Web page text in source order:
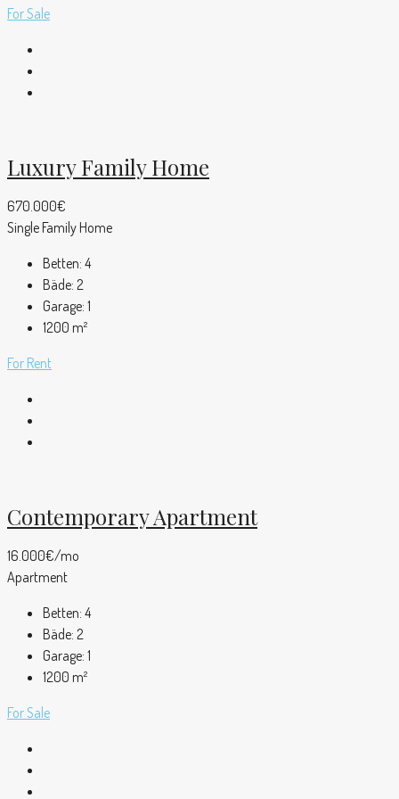
For Sale
Luxury Family Home
670.000€
Single Family Home
Betten: 4
Bäde: 2
Garage: 1
1200 m²
For Rent
Contemporary Apartment
16.000€/mo
Apartment
Betten: 4
Bäde: 2
Garage: 1
1200 m²
For Sale